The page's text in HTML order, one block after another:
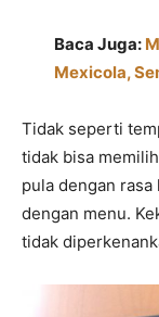
Baca Juga:
Mexicola,
Tidak seperti
tidak bisa
pula dengan rasa
dengan menu.
tidak